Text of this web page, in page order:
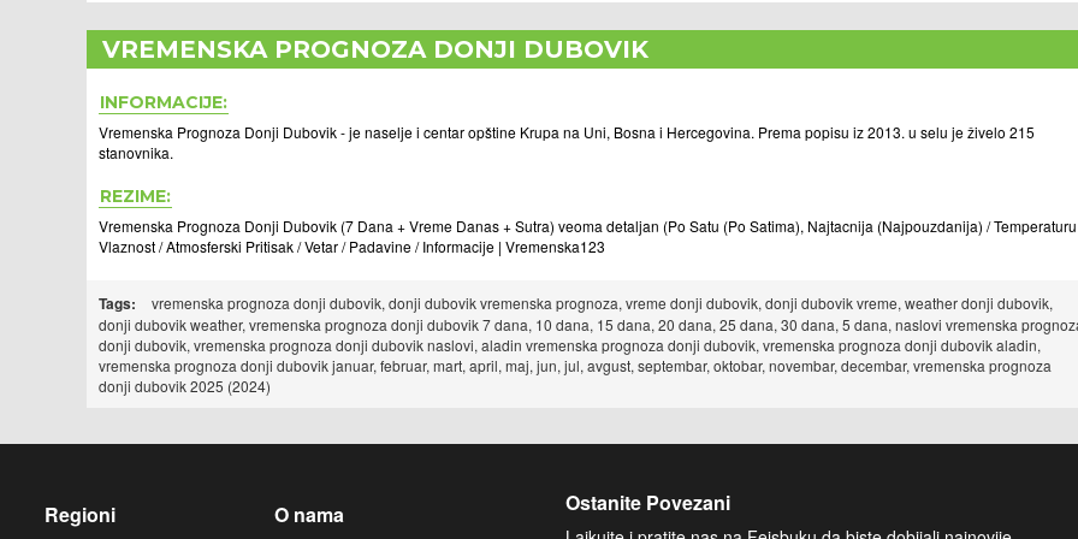
VREMENSKA PROGNOZA DONJI DUBOVIK
INFORMACIJE:
Vremenska Prognoza Donji Dubovik - je naselje i centar opštine Krupa na Uni, Bosna i Hercegovina. Prema popisu iz 2013. u selu je živelo 215
stanovnika.
REZIME:
Vremenska Prognoza Donji Dubovik (7 Dana + Vreme Danas + Sutra) veoma detaljan (Po Satu (Po Satima), Najtacnija (Najpouzdanija) /
Vlaznost / Atmosferski Pritisak / Vetar / Padavine / Informacije | Vremenska123
Tags:
vremenska prognoza donji dubovik, donji dubovik vremenska prognoza, vreme donji dubovik, donji dubovik vreme, weather donji dubovik,
donji dubovik weather, vremenska prognoza donji dubovik 7 dana, 10 dana, 15 dana, 20 dana, 25 dana, 30 dana, 5 dana, naslovi vremenska
donji dubovik, vremenska prognoza donji dubovik naslovi, aladin vremenska prognoza donji dubovik, vremenska prognoza donji dubovik aladin,
vremenska prognoza donji dubovik januar, februar, mart, april, maj, jun, jul, avgust, septembar, oktobar, novembar, decembar, vremenska prognoza
donji dubovik 2025 (2024)
Regioni O nama Ostanite Povezani